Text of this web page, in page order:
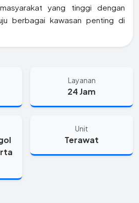
yang tinggi dengan
berbagai kawasan penting di
Layanan
24 Jam
Unit
Terawat